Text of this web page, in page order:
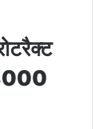
8000